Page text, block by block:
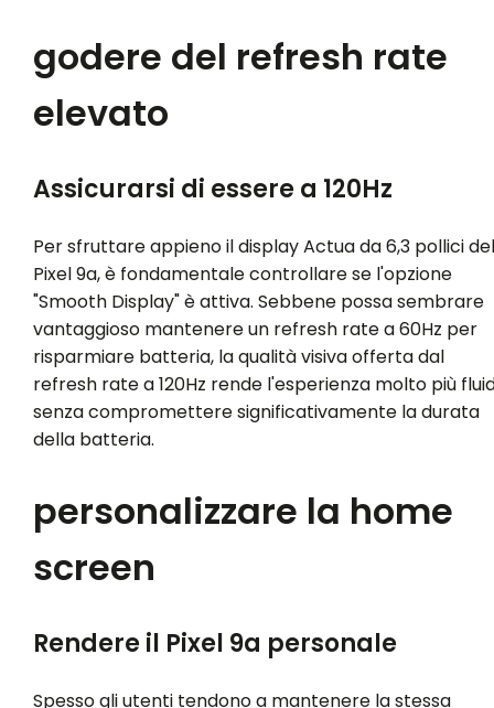
godere del refresh rate
elevato
Assicurarsi di essere a 120Hz
Per sfruttare appieno il display Actua da 6,3 pollici del
Pixel 9a, è fondamentale controllare se l'opzione
"Smooth Display" è attiva. Sebbene possa sembrare
vantaggioso mantenere un refresh rate a 60Hz per
risparmiare batteria, la qualità visiva offerta dal
refresh rate a 120Hz rende l'esperienza molto più
senza compromettere significativamente la durata
della batteria.
personalizzare la home
screen
Rendere il Pixel 9a personale
Spesso gli utenti tendono a mantenere la stessa